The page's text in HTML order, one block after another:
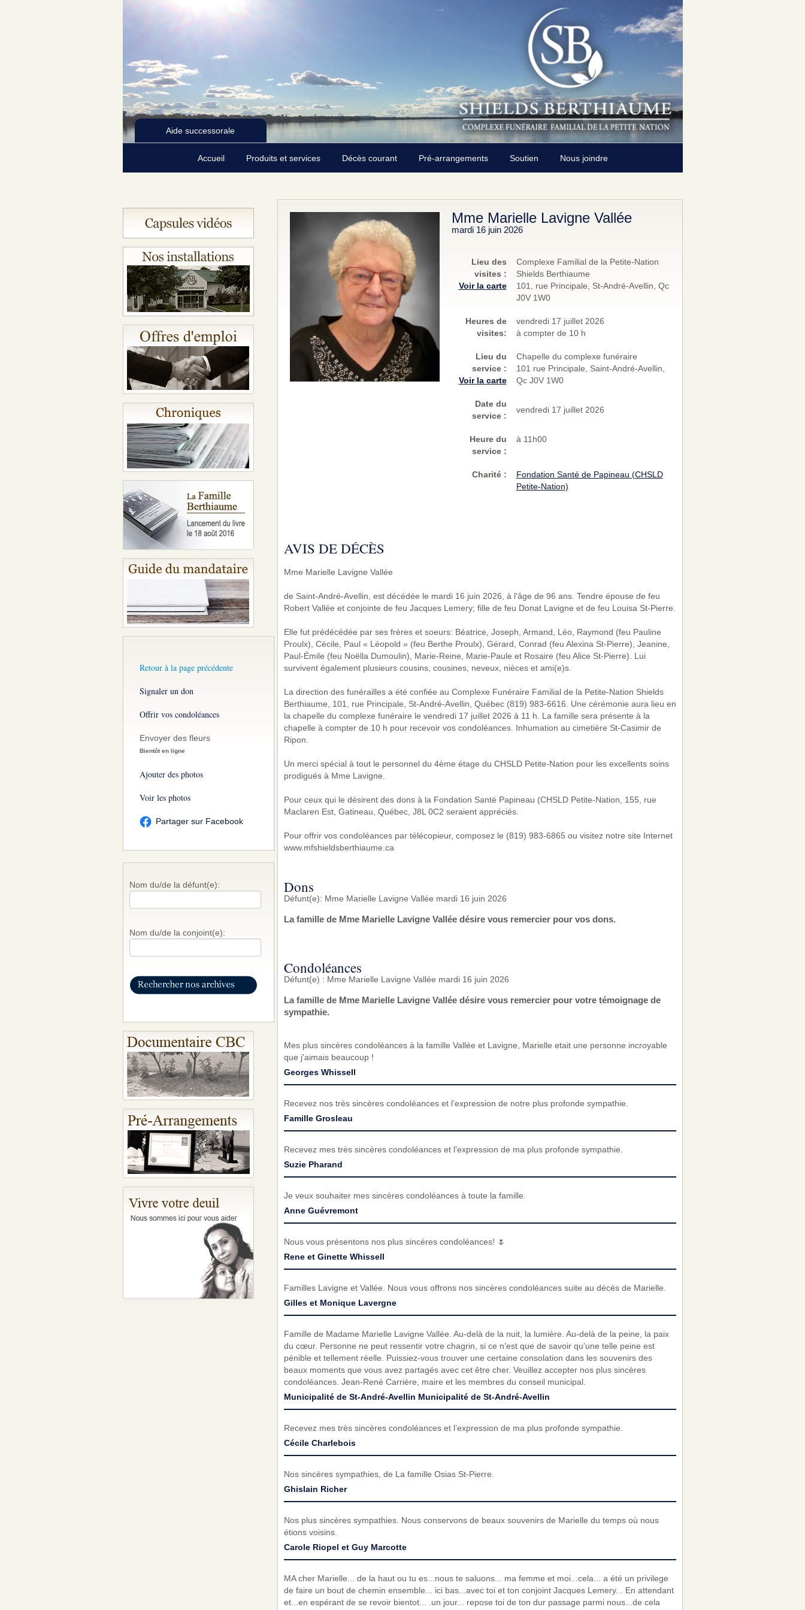
Aide successorale
Accueil Produits et services Décès courant Pré-arrangements Soutien Nous joindre
Retour à la page précédente
Signaler un don
Offrir vos condoléances
Envoyer des fleurs
Bientôt en ligne
Ajouter des photos
Voir les photos
Partager sur Facebook
Nom du/de la défunt(e):
Nom du/de la conjoint(e):
Mme Marielle Lavigne Vallée
mardi 16 juin 2026
Lieu des
visites :
Voir la carte
Complexe Familial de la Petite-Nation
Shields Berthiaume
101, rue Principale, St-André-Avellin, Qc
J0V 1W0
Heures de
visites:
vendredi 17 juillet 2026
à compter de 10 h
Lieu du
service :
Voir la carte
Chapelle du complexe funéraire
101 rue Principale, Saint-André-Avellin,
Qc J0V 1W0
Date du
service :
vendredi 17 juillet 2026
Heure du
service :
à 11h00
Charité:
Fondation Santé de Papineau (CHSLD
Petite-Nation)
AVIS DE DÉCÈS
Mme Marielle Lavigne Vallée
de Saint-André-Avellin, est décédée le mardi 16 juin 2026, à l'âge de 96 ans. Tendre épouse de feu
Robert Vallée et conjointe de feu Jacques Lemery; fille de feu Donat Lavigne et de feu Louisa St-Pierre.
Elle fut prédécédée par ses frères et soeurs: Béatrice, Joseph, Armand, Léo, Raymond (feu Pauline
Proulx), Cécile, Paul « Léopold » (feu Berthe Proulx), Gérard, Conrad (feu Alexina St-Pierre), Jeanine,
Paul-Émile (feu Noëlla Dumoulin), Marie-Reine, Marie-Paule et Rosaire (feu Alice St-Pierre). Lui
survivent également plusieurs cousins, cousines, neveux, nièces et ami(e)s.
La direction des funérailles a été confiée au Complexe Funéraire Familial de la Petite-Nation Shields
Berthiaume, 101, rue Principale, St-André-Avellin, Québec (819) 983-6616. Une cérémonie aura lieu en
la chapelle du complexe funéraire le vendredi 17 juillet 2026 à 11 h. La famille sera présente à la
chapelle à compter de 10 h pour recevoir vos condoléances. Inhumation au cimetière St-Casimir de
Ripon.
Un merci spécial à tout le personnel du 4ème étage du CHSLD Petite-Nation pour les excellents soins
prodigués à Mme Lavigne.
Pour ceux qui le désirent des dons à la Fondation Santé Papineau (CHSLD Petite-Nation, 155, rue
Maclaren Est, Gatineau, Québec, J8L 0C2 seraient appréciés.
Pour offrir vos condoléances par télécopieur, composez le (819) 983-6865 ou visitez notre site Internet
www.mfshieldsberthiaume.ca
Dons
Défunt(e): Mme Marielle Lavigne Vallée mardi 16 juin 2026
La famille de Mme Marielle Lavigne Vallée désire vous remercier pour vos dons.
Condoléances
Défunt(e) : Mme Marielle Lavigne Vallée mardi 16 juin 2026
La famille de Mme Marielle Lavigne Vallée désire vous remercier pour votre témoignage de
sympathie.
Mes plus sincères condoléances à la famille Vallée et Lavigne, Marielle etait une personne incroyable
que j'aimais beaucoup !
Georges Whissell
Recevez nos très sincères condoléances et l’expression de notre plus profonde sympathie.
Famille Grosleau
Recevez mes très sincères condoléances et l’expression de ma plus profonde sympathie.
Suzie Pharand
Je veux souhaiter mes sincères condoléances à toute la famille.
Anne Guévremont
Nous vous présentons nos plus sincères condoléances! 🌷
Rene et Ginette Whissell
Familles Lavigne et Vallée. Nous vous offrons nos sincères condoléances suite au décès de Marielle.
Gilles et Monique Lavergne
Famille de Madame Marielle Lavigne Vallée. Au-delà de la nuit, la lumière. Au-delà de la peine, la paix
du cœur. Personne ne peut ressentir votre chagrin, si ce n’est que de savoir qu’une telle peine est
pénible et tellement réelle. Puissiez-vous trouver une certaine consolation dans les souvenirs des
beaux moments que vous avez partagés avec cet être cher. Veuillez accepter nos plus sincères
condoléances. Jean-René Carrière, maire et les membres du conseil municipal.
Municipalité de St-André-Avellin Municipalité de St-André-Avellin
Recevez mes très sincères condoléances et l’expression de ma plus profonde sympathie.
Cécile Charlebois
Nos sincères sympathies, de La famille Osias St-Pierre.
Ghislain Richer
Nos plus sincères sympathies. Nous conservons de beaux souvenirs de Marielle du temps où nous
étions voisins.
Carole Riopel et Guy Marcotte
MA cher Marielle... de la haut ou tu es...nous te saluons... ma femme et moi...cela... a été un privilege
de faire un bout de chemin ensemble... ici bas...avec toi et ton conjoint Jacques Lemery... En attendant
et...en espérant de se revoir bientot... .un jour... repose toi de ton dur passage parmi nous...de cela